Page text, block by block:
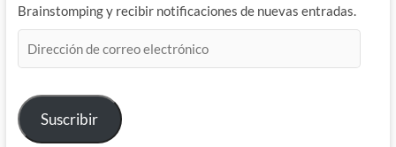
Brainstomping y recibir notificaciones de nuevas entradas.
de
electrónico
Suscribir